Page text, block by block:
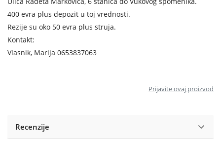
400 evra plus depozit u toj vrednosti.
Rezije su oko 50 evra plus struja.
Kontakt:
Vlasnik, Marija 0653837063
Prijavite ovaj proizvod
Recenzije